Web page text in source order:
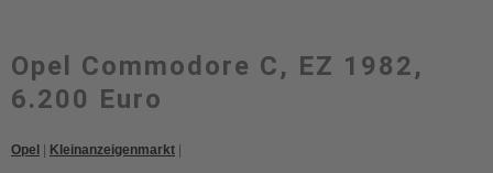
Opel Commodore C, EZ 1982,
6.200 Euro
Opel Kleinanzeigenmarkt